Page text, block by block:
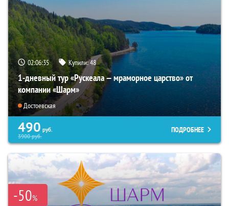
02:06:34 Купили:48
1-дневный тур «Рускеала — мраморное царство» от
компании «Шарм»
Достоевская
490 руб.
3900руб.
ПОДРОБНЕЕ
-50%